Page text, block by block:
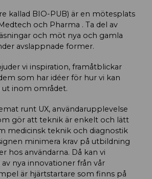
kallad BIO-PUB) är en mötesplats
och Pharma . Ta del av
och möt nya och gamla
avslappnade former.
vi inspiration, framåtblickar
som har idéer för hur vi kan
ut inom området.
runt UX, användarupplevelse
gör att teknik är enkelt och lätt
medicinsk teknik och diagnostik
minimera krav på utbildning
hos användarna. Då kan vi
nya innovationer från vår
är hjärtstartare som finns på